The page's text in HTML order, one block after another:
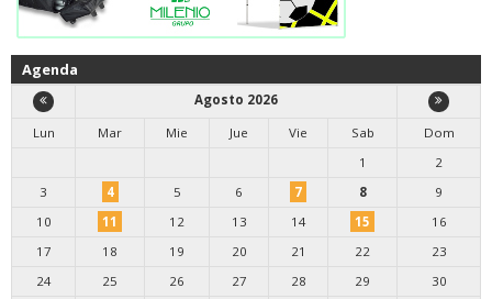
Agenda
Agosto 2026
Lun
Mar Mie Jue Vie Sab
Dom
1
2
3
4 5 6 7 8
9
10
11 12 13 14 15
16
17
18 19 20 21 22
23
24
25 26 27 28 29
30